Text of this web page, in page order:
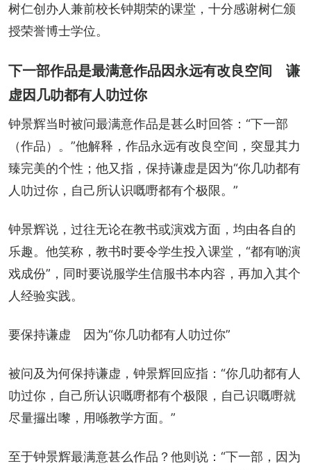
树仁创办人兼前校长钟期荣的课堂，十分感谢树仁颁
授荣誉博士学位。
下一部作品是最满意作品因永远有改良空间 谦
虚因几叻都有人叻过你
钟景辉当时被问最满意作品是甚么时回答：“下一部
（作品）。”他解释，作品永远有改良空间，突显其力
臻完美的个性；他又指，保持谦虚是因为“你几叻都有
人叻过你，自己所认识嘅嘢都有个极限。”
钟景辉说，过往无论在教书或演戏方面，均由各自的
乐趣。他笑称，教书时要令学生投入课堂，“都有啲演
戏成份”，同时要说服学生信服书本内容，再加入其个
人经验实践。
要保持谦虚　因为“你几叻都有人叻过你”
被问及为何保持谦虚，钟景辉回应指：“你几叻都有人
叻过你，自己所认识嘅嘢都有个极限，自己识嘅嘢就
尽量攞出嚟，用喺教学方面。”
至于钟景辉最满意甚么作品？他则说：“下一部，因为